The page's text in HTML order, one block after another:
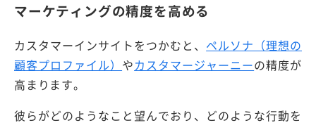
マーケティングの精度を高める
カスタマーインサイトをつかむと、 ペルソナ（理想の
顧客プロファイル） やカスタマージャーニーの精度が
高まります。
彼らがどのようなこと望んでおり、どのような行動を